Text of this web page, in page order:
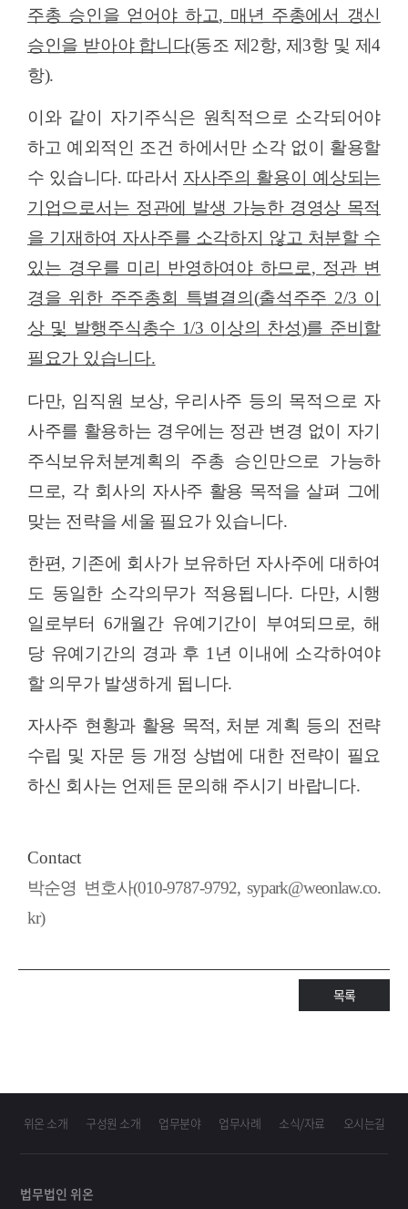
주총 승인을 얻어야 하고, 매년 주총에서 갱신
승인을 받아야 합니다(동조 제 2항, 제 3항 및 제4
항).
이와 같이 자기주식은 원칙적으로 소각되어야
하고 예외적인 조건 하에서만 소각 없이 활용할
수 있습니다. 따라서 자사주의 활용이 예상되는
기업으로서는 정관에 발생 가능한 경영상 목적
을 기재하여 자사주를 소각하지 않고 처분할 수
있는 경우를 미리 반영하여야 하므로, 정관 변
경을 위한 주주총회 특별결의 (출석주주 2/3 이
상 및 발행주식총수 1/3 이상의 찬성)를 준비할
필요가 있습니다.
다만, 임직원 보상, 우리사주 등의 목적으로 자
사주를 활용하는 경우에는 정관 변경 없이 자기
주식보유처분계획의 주총 승인만으로 가능하
므로, 각 회사의 자사주 활용 목적을 살펴 그에
맞는 전략을 세울 필요가 있습니다.
한편, 기존에 회사가 보유하던 자사주에 대하여
도 동일한 소각의무가 적용됩니다. 다만, 시행
일로부터
6개월간 유예기간이 부여되므로,해
당 유예기간의 경과 후 1 년 이내에 소각하여야
할 의무가 발생하게 됩니다.
자사주 현황과 활용 목적, 처분 계획 등의 전략
수립 및 자문 등 개정 상법에 대한 전략이 필요
하신 회사는 언제든 문의해 주시기 바랍니다.
Contact
박순영 변호사(010-9787-9792, sypark@weonlaw.co.
kr)
목록
위온 소개 구성원 소개 업무분야 업무사례 소식/자료 오시는길
법무법인 위온